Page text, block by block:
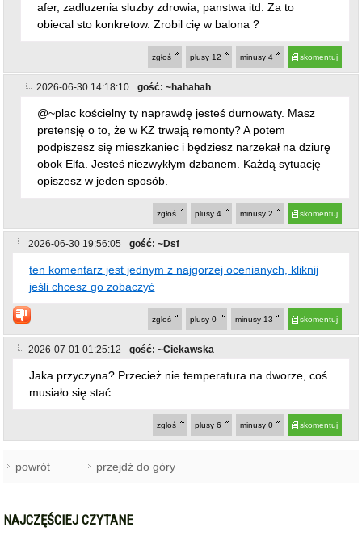
afer, zadluzenia sluzby zdrowia, panstwa itd. Za to
obiecal sto konkretow. Zrobil cię w balona ?
skomentuj
minusy 4
plusy 12
zgłoś
2026-06-30 14:18:10 gość: ~hahahah
@~plac kościelny ty naprawdę jesteś durnowaty. Masz
pretensję o to, że w KZ trwają remonty? A potem
podpiszesz się mieszkaniec i będziesz narzekał na dziurę
obok Elfa. Jesteś niezwykłym dzbanem. Każdą sytuację
opiszesz w jeden sposób.
skomentuj
minusy 2
plusy 4
zgłoś
2026-06-30 19:56:05 gość: ~Dsf
ten komentarz jest jednym z najgorzej ocenianych, kliknij
jeśli chcesz go zobaczyć
skomentuj
minusy 13
plusy 0
zgłoś
2026-07-01 01:25:12 gość: ~Ciekawska
Jaka przyczyna? Przecież nie temperatura na dworze, coś
musiało się stać.
skomentuj
minusy 0
plusy 6
zgłoś
powrót przejdź do góry
NAJCZĘŚCIEJ CZYTANE